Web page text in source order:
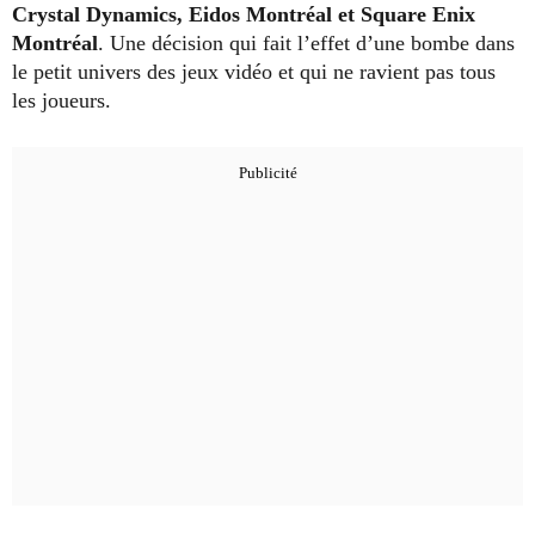
Crystal Dynamics, Eidos Montréal et Square Enix
Montréal. Une décision qui fait l’effet d’une bombe dans
le petit univers des jeux vidéo et qui ne ravient pas tous
les joueurs.